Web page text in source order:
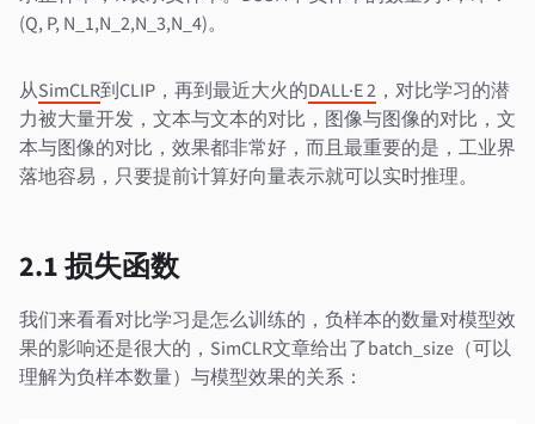
(Q, P, N_1,N_2,N_3,N_4)。
从SimCLR到CLIP，再到最近大火的DALL·E 2 ，对比学习的潜
力被大量开发，文本与文本的对比，图像与图像的对比，文
本与图像的对比，效果都非常好，而且最重要的是，工业界
落地容易，只要提前计算好向量表示就可以实时推理。
2.1 损失函数
我们来看看对比学习是怎么训练的，负样本的数量对模型效
果的影响还是很大的，SimCLR文章给出了batch_size（可以
理解为负样本数量）与模型效果的关系：